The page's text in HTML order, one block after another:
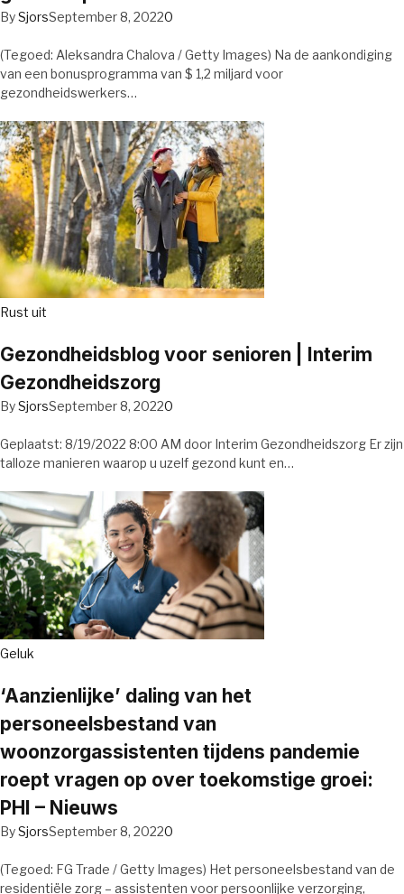
BySjorsSeptember 8, 20220
(Tegoed: Aleksandra Chalova / Getty Images) Na de aankondiging
van een bonusprogramma van $ 1,2 miljard voor
gezondheidswerkers…
Rust uit
Gezondheidsblog voor senioren | Interim
Gezondheidszorg
BySjorsSeptember 8, 20220
Geplaatst: 8/19/2022 8:00 AM door Interim Gezondheidszorg Er zijn
talloze manieren waarop u uzelf gezond kunt en…
Geluk
‘Aanzienlijke’ daling van het
personeelsbestand van
woonzorgassistenten tijdens pandemie
roept vragen op over toekomstige groei:
PHI – Nieuws
BySjorsSeptember 8, 20220
(Tegoed: FG Trade / Getty Images) Het personeelsbestand van de
residentiële zorg – assistenten voor persoonlijke verzorging,